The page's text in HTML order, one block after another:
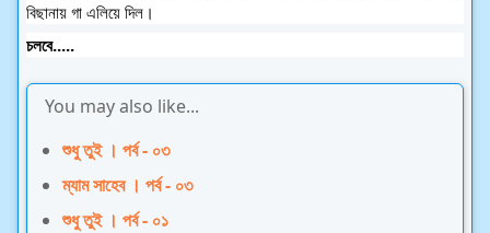
বিছানায় গা এলিয়ে দিল।
চলবে.....
You may also like...
শুধু তুই । পর্ব - ০৩
ম্যাম সাহেব । পর্ব - ০৩
শুধু তুই । পর্ব - ০১